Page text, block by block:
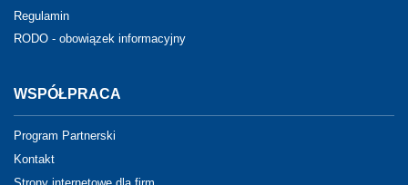
Regulamin
RODO - obowiązek informacyjny
WSPÓŁPRACA
Program Partnerski
Kontakt